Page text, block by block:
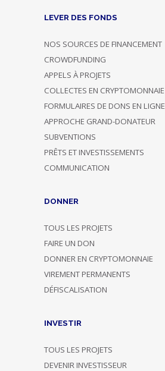
LEVER DES FONDS
NOS SOURCES DE FINANCEMENT
CROWDFUNDING
APPELS À PROJETS
COLLECTES EN CRYPTOMONNAIE
FORMULAIRES DE DONS EN LIGNE
APPROCHE GRAND-DONATEUR
SUBVENTIONS
PRÊTS ET INVESTISSEMENTS
COMMUNICATION
DONNER
TOUS LES PROJETS
FAIRE UN DON
DONNER EN CRYPTOMONNAIE
VIREMENT PERMANENTS
DÉFISCALISATION
INVESTIR
TOUS LES PROJETS
DEVENIR INVESTISSEUR